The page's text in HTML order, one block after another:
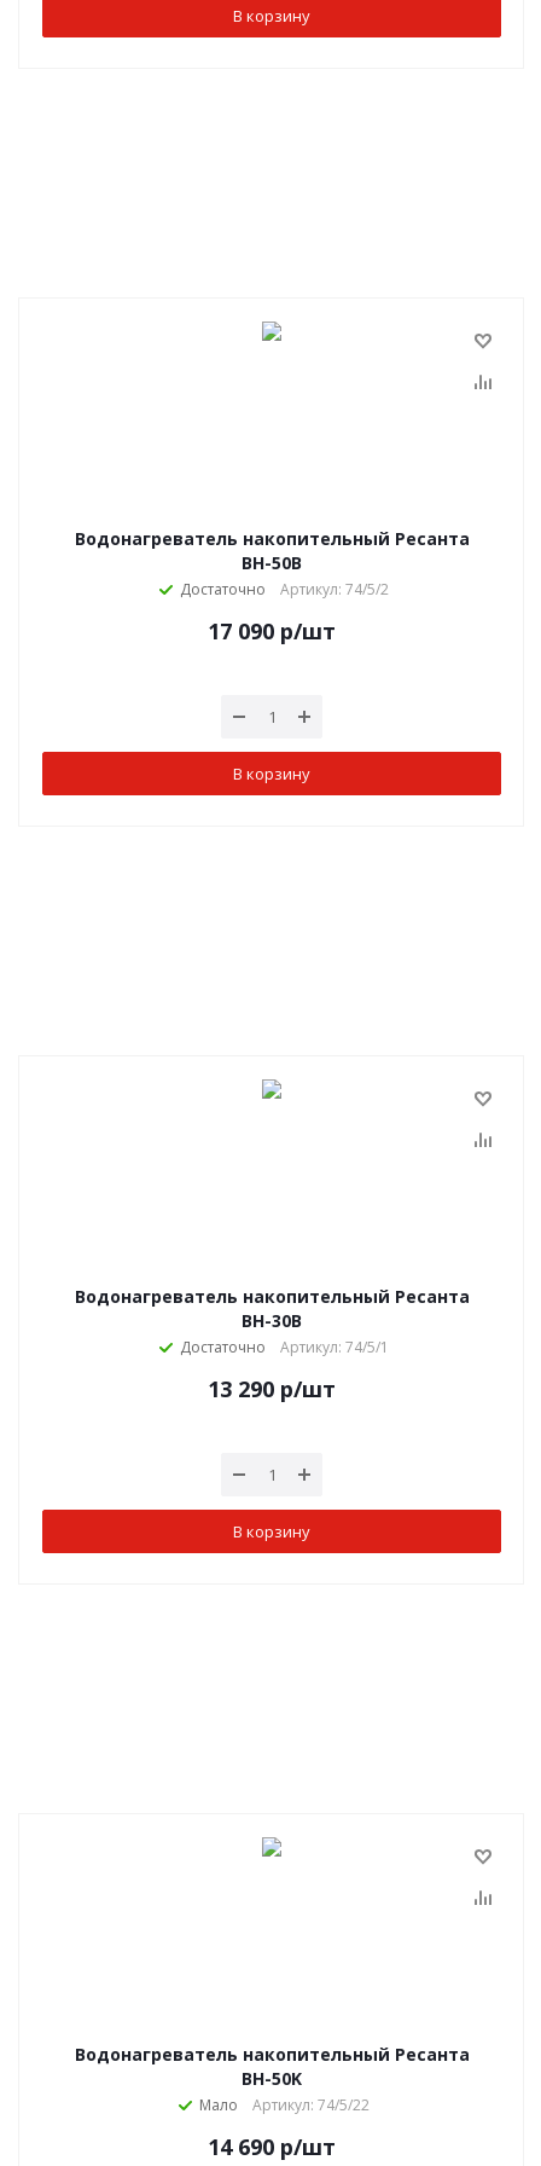
В корзину
Водонагреватель накопительный Ресанта
ВН-50В
Достаточно Артикул: 74/5/2
17 090 р/шт
В корзину
Водонагреватель накопительный Ресанта
ВН-30В
Достаточно Артикул: 74/5/1
13 290 р/шт
В корзину
Водонагреватель накопительный Ресанта
ВН-50K
Мало Артикул: 74/5/22
14 690 р/шт